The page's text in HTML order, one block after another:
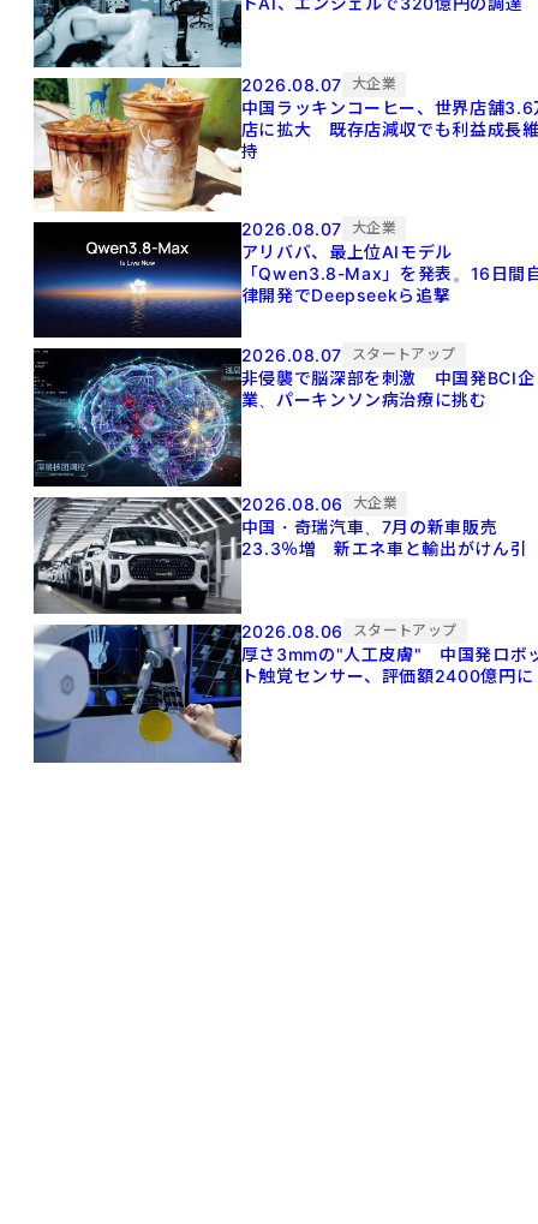
2026.08.07 大企業
中国ラッキンコーヒー、世界店舗3.6
店に拡大 既存店減収でも利益成長
持
2026.08.07 大企業
アリババ、最上位AIモデル
「Qwen3.8-Max」を発表。16日間
律開発でDeepseekら追撃
2026.08.07 スタートアップ
非侵襲で脳深部を刺激 中国発BCI企
業、パーキンソン病治療に挑む
2026.08.06 大企業
中国・奇瑞汽車、7月の新車販売
23.3％増 新エネ車と輸出がけん引
2026.08.06 スタートアップ
厚さ3mmの"人工皮膚" 中国発ロボ
ト触覚センサー、評価額2400億円に